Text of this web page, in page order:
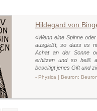
Hildegard von
«Wenn eine Spinne
ausgießt, so dass es
Achat an der Sonne
erhitzen und so heiß
beseitigt jenes Gift und
- Physica | Beuron: